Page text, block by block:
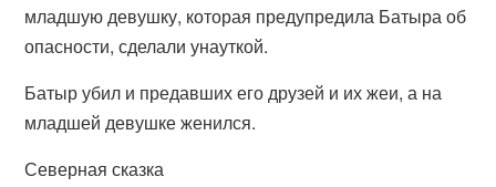
младшую девушку, которая предупредила Батыра об
опасности, сделали унауткой.
Батыр убил и предавших его друзей и их жеи, а на
младшей девушке женился.
Северная сказка